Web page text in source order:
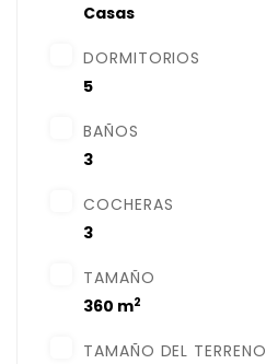
Casas
DORMITORIOS
5
BAÑOS
3
COCHERAS
3
TAMAÑO
360 m2
TAMAÑO DEL TERRENO